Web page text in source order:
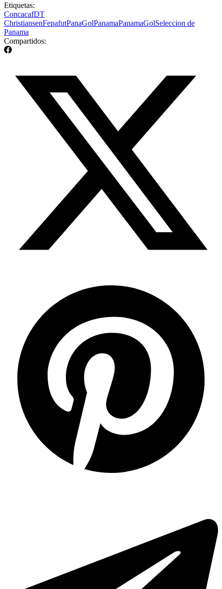
Etiquetas:
ConcacafDT
ChristiansenFepafutPanaGolPanamaPanamaGolSeleccion de
Panama
Compartidos: